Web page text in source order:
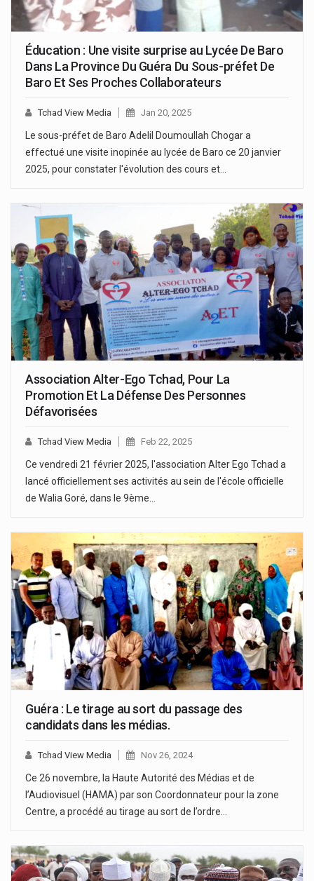
Éducation : Une visite surprise au Lycée De Baro
Dans La Province Du Guéra Du Sous-préfet De
Baro Et Ses Proches Collaborateurs
Tchad View Media Jan 20, 2025
Le sous-préfet de Baro Adelil Doumoullah Chogar a
effectué une visite inopinée au lycée de Baro ce 20 janvier
2025, pour constater l'évolution des cours et…
Association Alter-Ego Tchad, Pour La
Promotion Et La Défense Des Personnes
Défavorisées
Tchad View Media Feb 22, 2025
Ce vendredi 21 février 2025, l'association Alter Ego Tchad a
lancé officiellement ses activités au sein de l'école officielle
de Walia Goré, dans le 9ème…
Guéra : Le tirage au sort du passage des
candidats dans les médias.
Tchad View Media Nov 26, 2024
Ce 26 novembre, la Haute Autorité des Médias et de
l’Audiovisuel (HAMA) par son Coordonnateur pour la zone
Centre, a procédé au tirage au sort de l’ordre…